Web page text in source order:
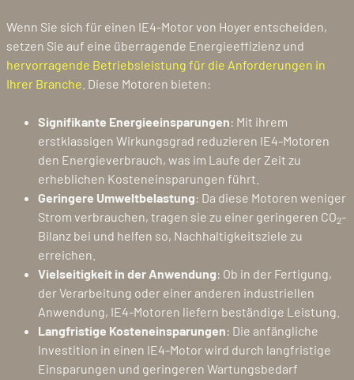
Wenn Sie sich für einen IE4-Motor von Hoyer entscheiden,
setzen Sie auf eine überragende Energieeffizienz und
hervorragende Betriebsleistung für die Anforderungen in
Ihrer Branche . Diese Motoren bieten:
Signifikante Energieeinsparungen: Mit ihrem
erstklassigen Wirkungsgrad reduzieren IE4-Motoren
den Energieverbrauch, was im Laufe der Zeit zu
erheblichen Kosteneinsparungen führt.
Geringere Umweltbelastung: Da diese Motoren weniger
Strom verbrauchen, tragen sie zu einer geringeren CO2-
Bilanz bei und helfen so, Nachhaltigkeitsziele zu
erreichen.
Vielseitigkeit in der Anwendung: Ob in der Fertigung,
der Verarbeitung oder einer anderen industriellen
Anwendung, IE4-Motoren liefern beständige Leistung.
Langfristige Kosteneinsparungen: Die anfängliche
Investition in einen IE4-Motor wird durch langfristige
Einsparungen und geringeren Wartungsbedarf